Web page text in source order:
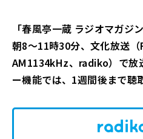
「春風亭一蔵 ラジオマガジ
朝8〜11時30分、文化放送（
AM1134kHz、radiko）で放
ー機能では、1週間後まで聴